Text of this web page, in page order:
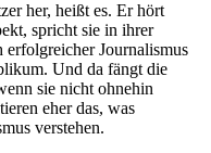
her, heißt es. Er hört
spricht sie in ihrer
erfolgreicher Journalismus
Und da fängt die
sie nicht ohnehin
eher das, was
verstehen.